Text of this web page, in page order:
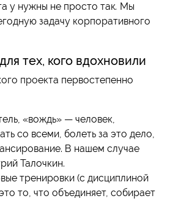
у нужны не просто так. Мы
задачу корпоративного
тех, кого вдохновили
проекта первостепенно
«вождь» — человек,
со всеми, болеть за это дело,
В нашем случае
Талочкин.
тренировки (с дисциплиной
то, что объединяет, собирает